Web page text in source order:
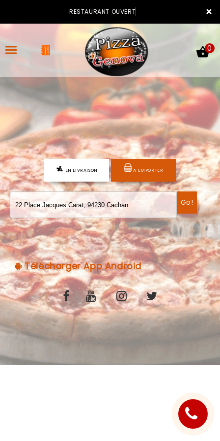
×
RESTAURANT OUVERT
ACCUEIL
LA CARTE
VOTRE COMPTE
NOTRE RESTAURANT
VOS AVIS
MENTIONS LÉGALES
C.G.V
0
EN LIVRAISON A EMPORTER
Go!
Télécharger App Android